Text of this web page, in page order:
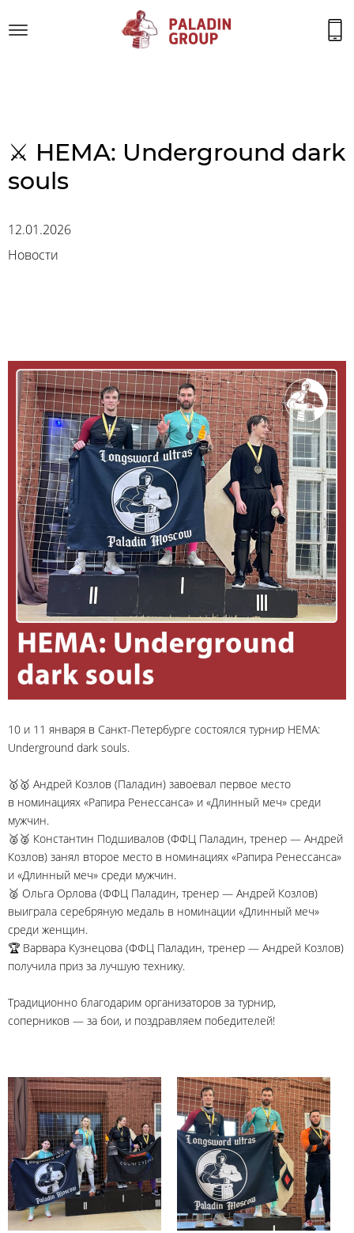
⚔ HEMA: Underground dark
souls
12.01.2026
Новости
10 и 11 января в Санкт-Петербурге состоялся турнир HEMA:
Underground dark souls.
🥇🥇 Андрей Козлов (Паладин) завоевал первое место
в номинациях «Рапира Ренессанса» и «Длинный меч» среди
мужчин.
🥈🥈 Константин Подшивалов (ФФЦ Паладин, тренер — Андрей
Козлов) занял второе место в номинациях «Рапира Ренессанса»
и «Длинный меч» среди мужчин.
🥈 Ольга Орлова (ФФЦ Паладин, тренер — Андрей Козлов)
выиграла серебряную медаль в номинации «Длинный меч»
среди женщин.
🏆 Варвара Кузнецова (ФФЦ Паладин, тренер — Андрей Козлов)
получила приз за лучшую технику.
Традиционно благодарим организаторов за турнир,
соперников — за бои, и поздравляем победителей!